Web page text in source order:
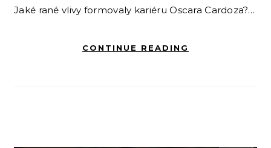
Jaké rané vlivy formovaly kariéru Oscara Cardoza?…
CONTINUE READING